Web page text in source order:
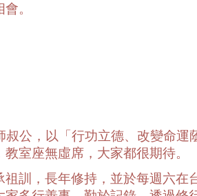
。
公，以「行功立德、改變命運
室座無虛席，大家都很期待。
訓，長年修持，並於每週六在